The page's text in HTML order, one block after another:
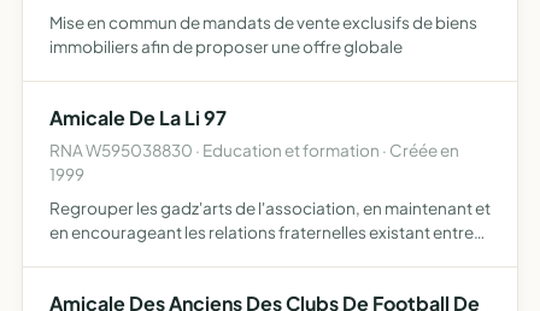
Mise en commun de mandats de vente exclusifs de biens
immobiliers afin de proposer une offre globale
Amicale De La Li 97
RNA W595038830 · Education et formation · Créée en
1999
Regrouper les gadz'arts de l'association, en maintenant et
en encourageant les relations fraternelles existant entre
Amicale Des Anciens Des Clubs De Football De